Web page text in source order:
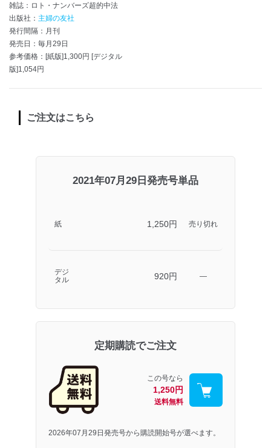
雑誌：ロト・ナンバーズ超的中法
出版社： 主婦の友社
発行間隔：月刊
発売日：毎月29日
参考価格：[紙版]1,300円 [デジタル
版]1,054円
ご注文はこちら
2021年07月29日発売号単品
紙 1,250円 売り切れ
デジ
タル
920円 ―
定期購読でご注文
この号なら
1,250円
送料無料
2026年07月29日発売号から購読開始号が選べます。